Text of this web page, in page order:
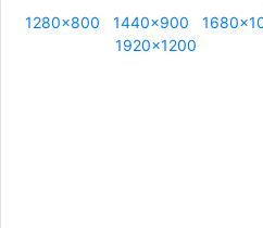
1280x800 1440x900
1920x1200